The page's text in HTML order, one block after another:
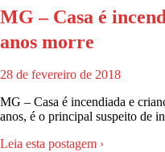
MG – Casa é
anos morre
28 de fevereiro de 2018
MG – Casa é incendiada e
anos, é o principal suspeito de
Leia esta postagem ›